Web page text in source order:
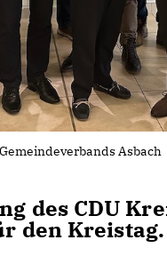
Asbach
des CDU
den Kreistag.